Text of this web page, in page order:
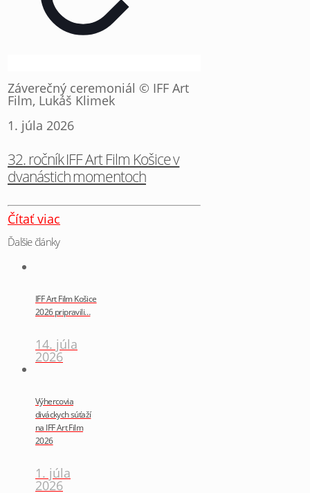
Záverečný ceremoniál © IFF Art
Film, Lukáš Klimek
1. júla 2026
32. ročník IFF Art Film Košice v
dvanástich momentoch
Čítať viac
Ďalšie články
IFF Art Film Košice
2026 pripravili…
14. júla
2026
Výhercovia
diváckych súťaží
na IFF Art Film
2026
1. júla
2026